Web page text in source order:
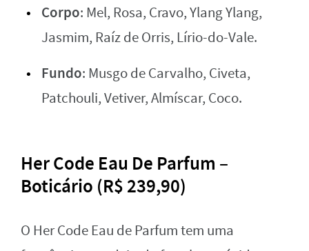
Corpo: Mel, Rosa, Cravo, Ylang Ylang,
Jasmim, Raíz de Orris, Lírio-do-Vale.
Fundo: Musgo de Carvalho, Civeta,
Patchouli, Vetiver, Almíscar, Coco.
Her Code Eau De Parfum –
Boticário (R$ 239,90)
O Her Code Eau de Parfum tem uma